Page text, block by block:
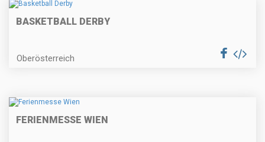
BASKETBALL DERBY
Oberösterreich
FERIENMESSE WIEN